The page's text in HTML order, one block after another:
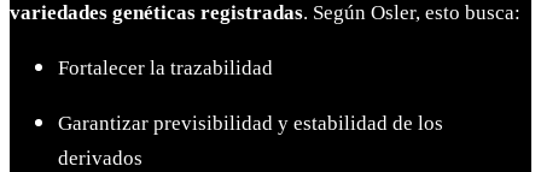
variedades genéticas registradas. Según Osler, esto busca:
Fortalecer la trazabilidad
Garantizar previsibilidad y estabilidad de los
derivados